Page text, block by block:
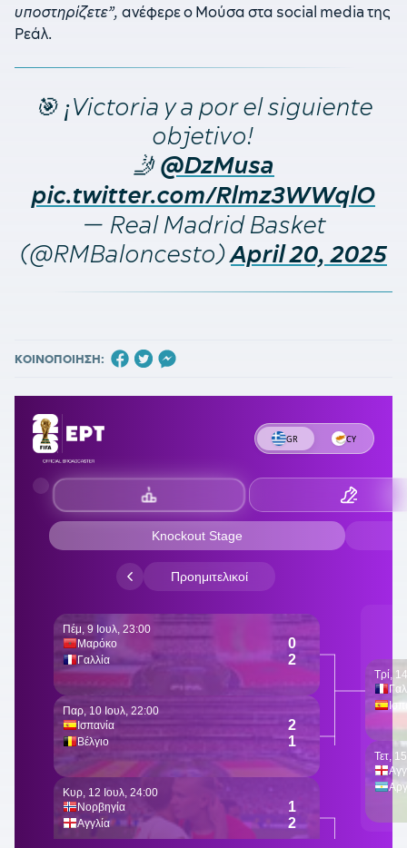
υποστηρίζετε”, ανέφερε ο Μούσα στα social media της
Ρεάλ.
🎯 ¡Victoria y a por el siguiente
objetivo!
🤳@DzMusa
pic.twitter.com/Rlmz3WWqlO
— Real Madrid Basket
(@RMBaloncesto)April 20, 2025
ΚΟΙΝΟΠΟΙΗΣΗ: